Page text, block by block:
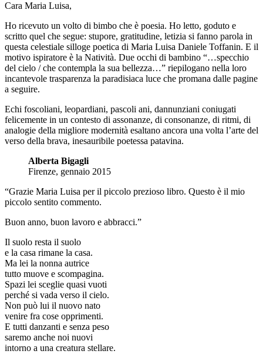
Cara Maria Luisa,
Ho ricevuto un volto di bimbo che è poesia. Ho letto, goduto e
scritto quel che segue: stupore, gratitudine, letizia si fanno parola in
questa celestiale silloge poetica di Maria Luisa Daniele Toffanin. E il
motivo ispiratore è la Natività. Due occhi di bambino “…specchio
del cielo / che contempla la sua bellezza…” riepilogano nella loro
incantevole trasparenza la paradisiaca luce che promana dalle pagine
a seguire.
Echi foscoliani, leopardiani, pascoli ani, dannunziani coniugati
felicemente in un contesto di assonanze, di consonanze, di ritmi, di
analogie della migliore modernità esaltano ancora una volta l’arte del
verso della brava, inesauribile poetessa patavina.
Alberta Bigagli
Firenze, gennaio 2015
“Grazie Maria Luisa per il piccolo prezioso libro. Questo è il mio
piccolo sentito commento.
Buon anno, buon lavoro e abbracci.”
Il suolo resta il suolo
e la casa rimane la casa.
Ma lei la nonna autrice
tutto muove e scompagina.
Spazi lei sceglie quasi vuoti
perché si vada verso il cielo.
Non può lui il nuovo nato
venire fra cose opprimenti.
E tutti danzanti e senza peso
saremo anche noi nuovi
intorno a una creatura stellare.